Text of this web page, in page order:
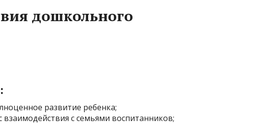
дошкольного
развитие ребенка;
с семьями воспитанников;